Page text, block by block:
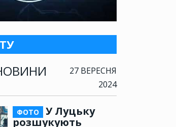
27 ВЕРЕСНЯ
2024
ФОТО
У Луцьку
розшукують